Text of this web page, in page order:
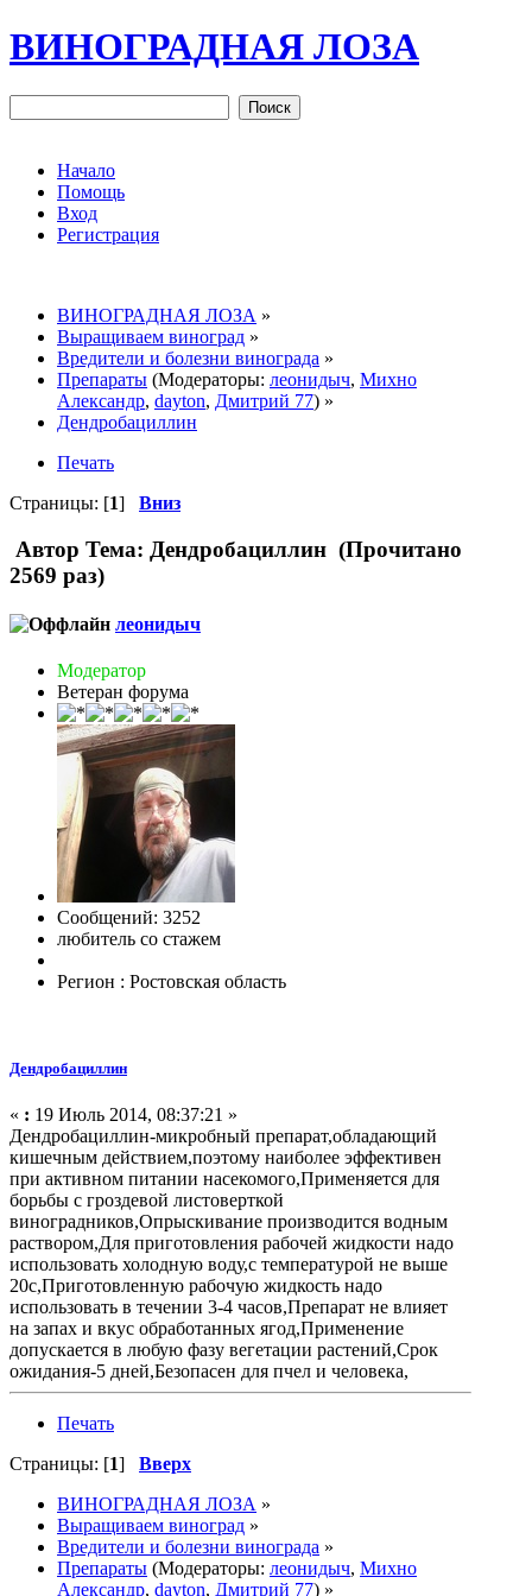
ВИНОГРАДНАЯ ЛОЗА
Начало
Помощь
Вход
Регистрация
ВИНОГРАДНАЯ ЛОЗА »
Выращиваем виноград »
Вредители и болезни винограда »
Препараты (Модераторы: леонидыч, Михно
Александр, dayton, Дмитрий 77) »
Дендробациллин
Печать
Страницы: [1] Вниз
Автор Тема: Дендробациллин (Прочитано
2569 раз)
леонидыч
Модератор
Ветеран форума
Сообщений: 3252
любитель со стажем
Регион : Ростовская область
Дендробациллин
« : 19 Июль 2014, 08:37:21 »
Дендробациллин-микробный препарат,обладающий
кишечным действием,поэтому наиболее эффективен
при активном питании насекомого,Применяется для
борьбы с гроздевой листоверткой
виноградников,Опрыскивание производится водным
раствором,Для приготовления рабочей жидкости надо
использовать холодную воду,с температурой не выше
20с,Приготовленную рабочую жидкость надо
использовать в течении 3-4 часов,Препарат не влияет
на запах и вкус обработанных ягод,Применение
допускается в любую фазу вегетации растений,Срок
ожидания-5 дней,Безопасен для пчел и человека,
Печать
Страницы: [1] Вверх
ВИНОГРАДНАЯ ЛОЗА »
Выращиваем виноград »
Вредители и болезни винограда »
Препараты (Модераторы: леонидыч, Михно
Александр, dayton, Дмитрий 77) »